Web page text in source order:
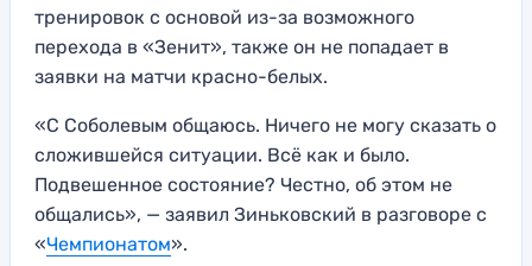
тренировок с основой из-за возможного
перехода в «Зенит», также он не попадает в
заявки на матчи красно-белых.
«С Соболевым общаюсь. Ничего не могу сказать о
сложившейся ситуации. Всё как и было.
Подвешенное состояние? Честно, об этом не
общались», — заявил Зиньковский в разговоре с
«Чемпионатом».